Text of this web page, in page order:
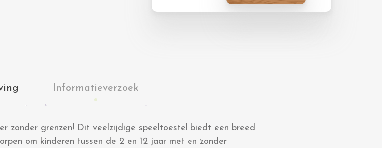
Informatieverzoek
zonder grenzen! Dit veelzijdige speeltoestel biedt een breed
om kinderen tussen de 2 en 12 jaar met en zonder